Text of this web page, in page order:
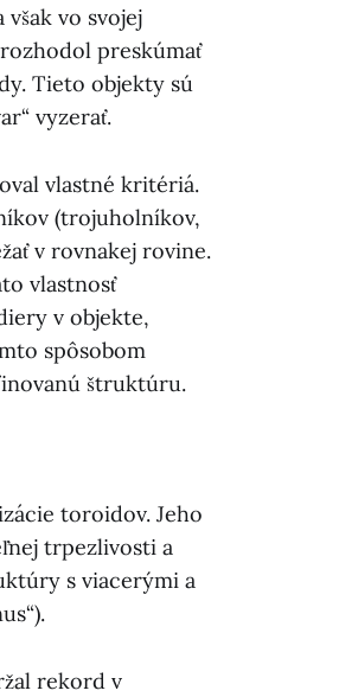
vo svojej
preskúmať
Tieto objekty sú
vyzerať.
vlastné kritériá.
(trojuholníkov,
v rovnakej rovine.
vlastnosť
v objekte,
spôsobom
štruktúru.
toroidov. Jeho
trpezlivosti a
s viacerými a
rekord v